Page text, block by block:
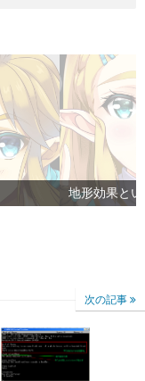
地形効果と
次の記事